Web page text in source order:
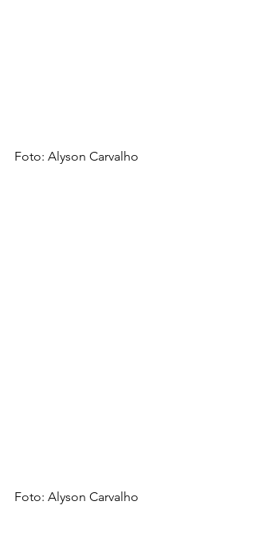
Foto: Alyson Carvalho
Foto: Alyson Carvalho